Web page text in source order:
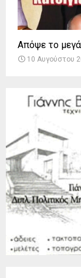
Απόψε το
10 Αυγούστου